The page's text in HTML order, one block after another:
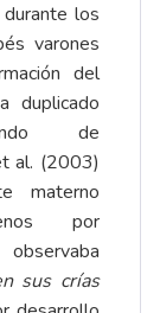
los
varones
del
duplicado
de
al. (2003)
materno
por
sus crías